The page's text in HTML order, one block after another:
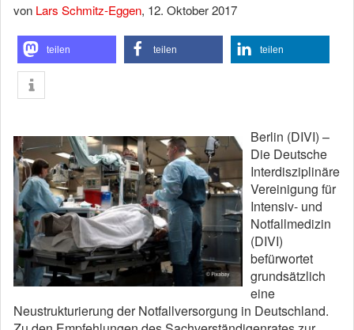
von Lars Schmitz-Eggen, 12. Oktober 2017
teilen teilen teilen
Berlin (DIVI) –
Die Deutsche
Interdisziplinäre
Vereinigung für
Intensiv- und
Notfallmedizin
(DIVI)
befürwortet
grundsätzlich
eine
Neustrukturierung der Notfallversorgung in Deutschland.